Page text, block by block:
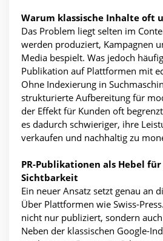
Warum klassische Inhalte oft
Das Problem liegt selten im
werden produziert, Kampagnen
Media bespielt. Was jedoch
Publikation auf Plattformen mit
Ohne Indexierung in
strukturierte Aufbereitung für
der Effekt für Kunden oft
es dadurch schwieriger, ihre
verkaufen und nachhaltig zu
PR-Publikationen als Hebel für
Sichtbarkeit
Ein neuer Ansatz setzt genau an
Über Plattformen wie Swiss-
nicht nur publiziert, sondern
Neben der klassischen Google-